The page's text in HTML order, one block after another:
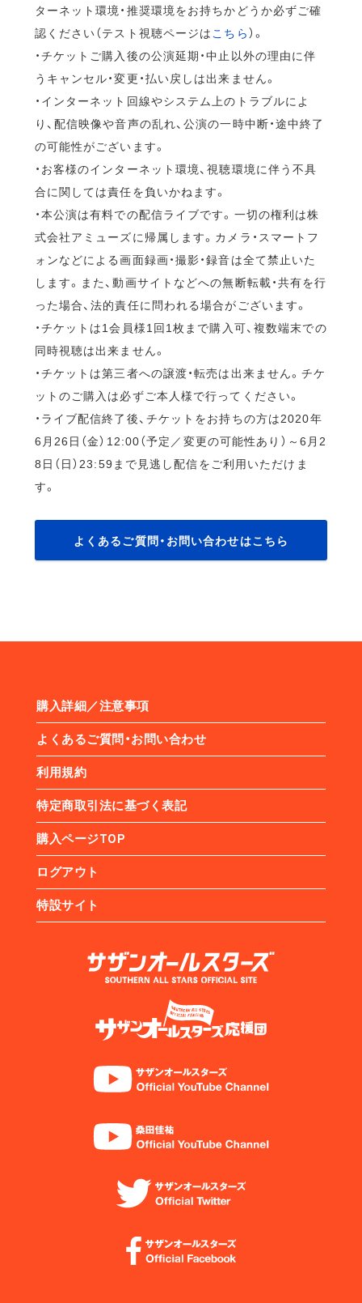
ターネット環境・推奨環境をお持ちかどうか必ずご確
認ください（テスト視聴ページは こちら）。
・チケットご購入後の公演延期・中止以外の理由に伴
うキャンセル・変更・払い戻しは出来ません。
・インターネット回線やシステム上のトラブルによ
り、配信映像や音声の乱れ、公演の一時中断・途中終了
の可能性がございます。
・お客様のインターネット環境、視聴環境に伴う不具
合に関しては責任を負いかねます。
・本公演は有料での配信ライブです。一切の権利は株
式会社アミューズに帰属します。カメラ・スマートフ
ォンなどによる画面録画・撮影・録音は全て禁止いた
します。また、動画サイトなどへの無断転載・共有を行
った場合、法的責任に問われる場合がございます。
・チケットは1会員様1回1枚まで購入可、複数端末での
同時視聴は出来ません。
・チケットは第三者への譲渡・転売は出来ません。チケ
ットのご購入は必ずご本人様で行ってください。
・ライブ配信終了後、チケットをお持ちの方は2020年
6月26日（金）12:00（予定／変更の可能性あり）～6月2
8日（日）23:59まで見逃し配信をご利用いただけま
す。
よくあるご質問・お問い合わせはこちら
購入詳細／注意事項
よくあるご質問・お問い合わせ
利用規約
特定商取引法に基づく表記
購入ページTOP
ログアウト
特設サイト